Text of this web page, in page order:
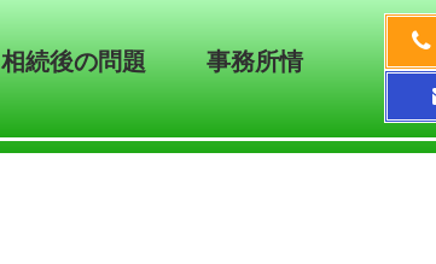
相続後の問題
事務所情